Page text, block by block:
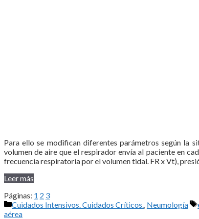
Para ello se modifican diferentes parámetros según la
volumen de aire que el respirador envía al paciente en
frecuencia respiratoria por el volumen tidal. FR x Vt),
Leer más
Páginas: 1 2 3
Categorías
Cuidados Intensivos. Cuidados Críticos. Neumología
aérea